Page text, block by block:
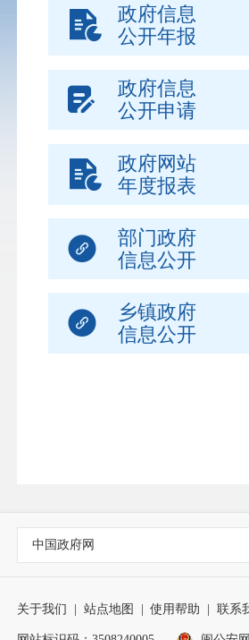
政府信息
公开年报
政府信息
公开申请
政府网站
年度报表
部门政府
信息公开
乡镇政府
信息公开
中国政府网
关于我们 站点地图 使用帮助 联系